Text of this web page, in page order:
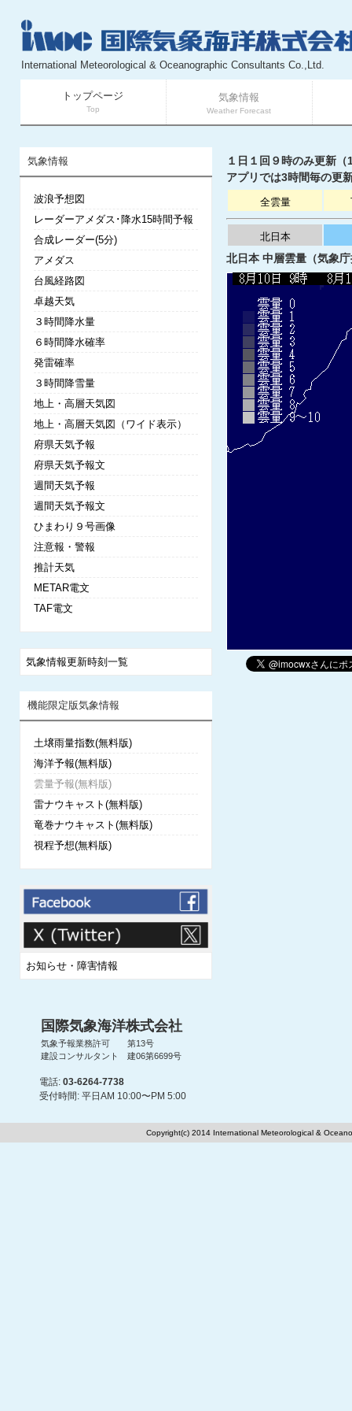
International Meteorological & Oceanographic Consultants Co.,Ltd.
トップページ
Top
気象情報
Weather Forecast
１日１回９時のみ更新
アプリでは3時間毎の更
全雲量
北日本
北日本 中層雲量（気象
気象情報
波浪予想図
レーダーアメダス･降水15時間予報
合成レーダー(5分)
アメダス
台風経路図
卓越天気
３時間降水量
６時間降水確率
発雷確率
３時間降雪量
地上・高層天気図
地上・高層天気図（ワイド表示）
府県天気予報
府県天気予報文
週間天気予報
週間天気予報文
ひまわり９号画像
注意報・警報
推計天気
METAR電文
TAF電文
気象情報更新時刻一覧
機能限定版気象情報
土壌雨量指数(無料版)
海洋予報(無料版)
雲量予報(無料版)
雷ナウキャスト(無料版)
竜巻ナウキャスト(無料版)
視程予想(無料版)
お知らせ・障害情報
国際気象海洋株式会社
気象予報業務許可 第13号
建設コンサルタント 建06第6699号
電話: 03-6264-7738
受付時間: 平日AM 10:00〜PM 5:00
Copyright(c) 2014 International Meteorological &